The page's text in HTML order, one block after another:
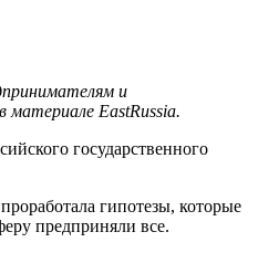
и
материале EastRussia.
государственного
гипотезы, которые
предприняли все.